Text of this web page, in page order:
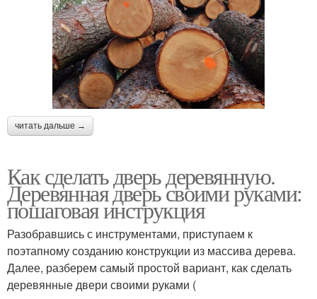
читать дальше →
Как сделать дверь деревянную.
Деревянная дверь своими руками:
пошаговая инструкция
Разобравшись с инструментами, приступаем к
поэтапному созданию конструкции из массива дерева.
Далее, разберем самый простой вариант, как сделать
деревянные двери своими руками (